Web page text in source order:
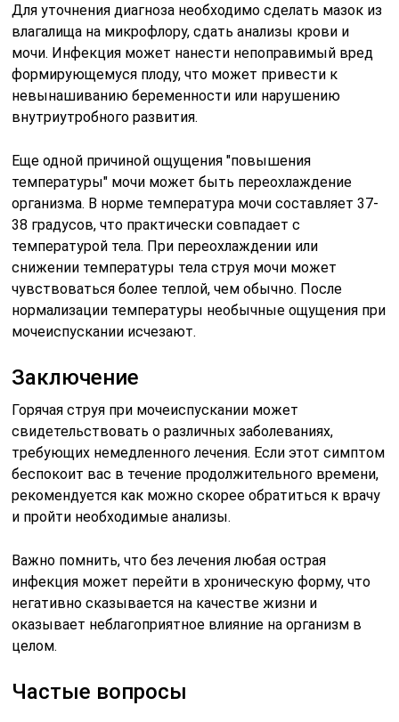
Для уточнения диагноза необходимо сделать мазок из
влагалища на микрофлору, сдать анализы крови и
мочи. Инфекция может нанести непоправимый вред
формирующемуся плоду, что может привести к
невынашиванию беременности или нарушению
внутриутробного развития.
Еще одной причиной ощущения "повышения
температуры" мочи может быть переохлаждение
организма. В норме температура мочи составляет 37-
38 градусов, что практически совпадает с
температурой тела. При переохлаждении или
снижении температуры тела струя мочи может
чувствоваться более теплой, чем обычно. После
нормализации температуры необычные ощущения при
мочеиспускании исчезают.
Заключение
Горячая струя при мочеиспускании может
свидетельствовать о различных заболеваниях,
требующих немедленного лечения. Если этот симптом
беспокоит вас в течение продолжительного времени,
рекомендуется как можно скорее обратиться к врачу
и пройти необходимые анализы.
Важно помнить, что без лечения любая острая
инфекция может перейти в хроническую форму, что
негативно сказывается на качестве жизни и
оказывает неблагоприятное влияние на организм в
целом.
Частые вопросы